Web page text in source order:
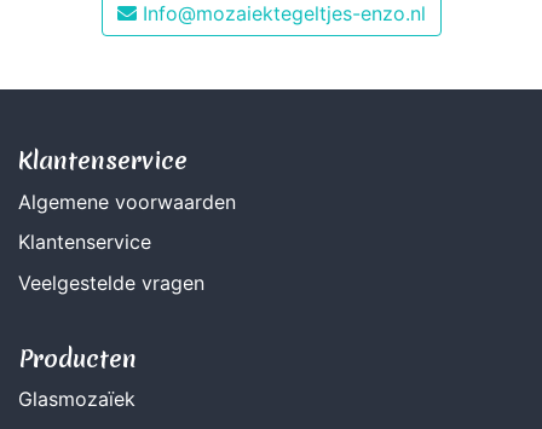
Info@mozaiektegeltjes-enzo.nl
Klantenservice
Algemene voorwaarden
Klantenservice
Veelgestelde vragen
Producten
Glasmozaïek